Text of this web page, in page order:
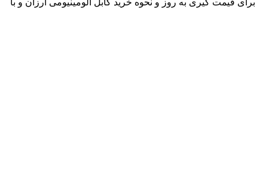
کابل می باشد. مشتریان محترم می توانند برای قیمت گیری به روز و نحوه خرید کابل آلومینیومی ارزان و با